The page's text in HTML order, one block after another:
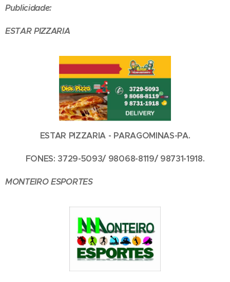
Publicidade:
ESTAR PIZZARIA
ESTAR PIZZARIA - PARAGOMINAS-PA.
FONES: 3729-5093/ 98068-8119/ 98731-1918.
MONTEIRO ESPORTES